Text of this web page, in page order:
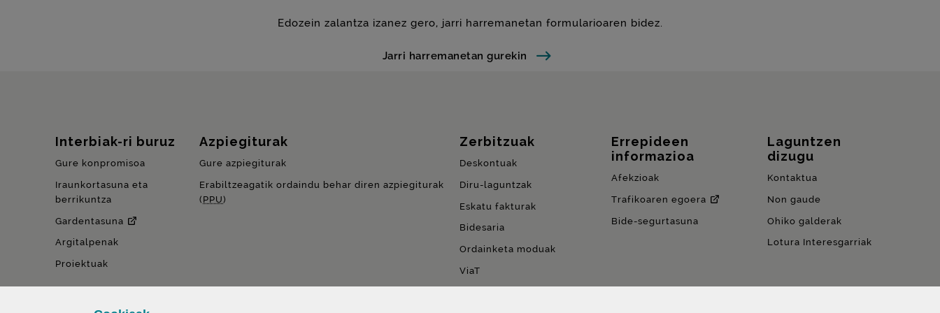
Edozein zalantza izanez gero, jarri harremanetan formularioaren bidez.
Jarri harremanetan gurekin
Gunearen mapa
Interbiak-ri buruz
Gure konpromisoa
Iraunkortasuna eta
berrikuntza
Gardentasuna
Argitalpenak
Proiektuak
Azpiegiturak
Gure azpiegiturak
Erabiltzeagatik ordaindu behar diren azpiegiturak
( PPU)
Zerbitzuak
Deskontuak
Diru-laguntzak
Eskatu fakturak
Bidesaria
Ordainketa moduak
ViaT
Errepideen
informazioa
Afekzioak
Trafikoaren egoera
Bide-segurtasuna
Laguntzen
dizugu
Kontaktua
Non gaude
Ohiko galderak
Lotura Interesgarriak